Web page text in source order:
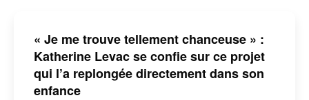
« Je me trouve tellement chanceuse » :
Katherine Levac se confie sur ce projet
qui l’a replongée directement dans son
enfance